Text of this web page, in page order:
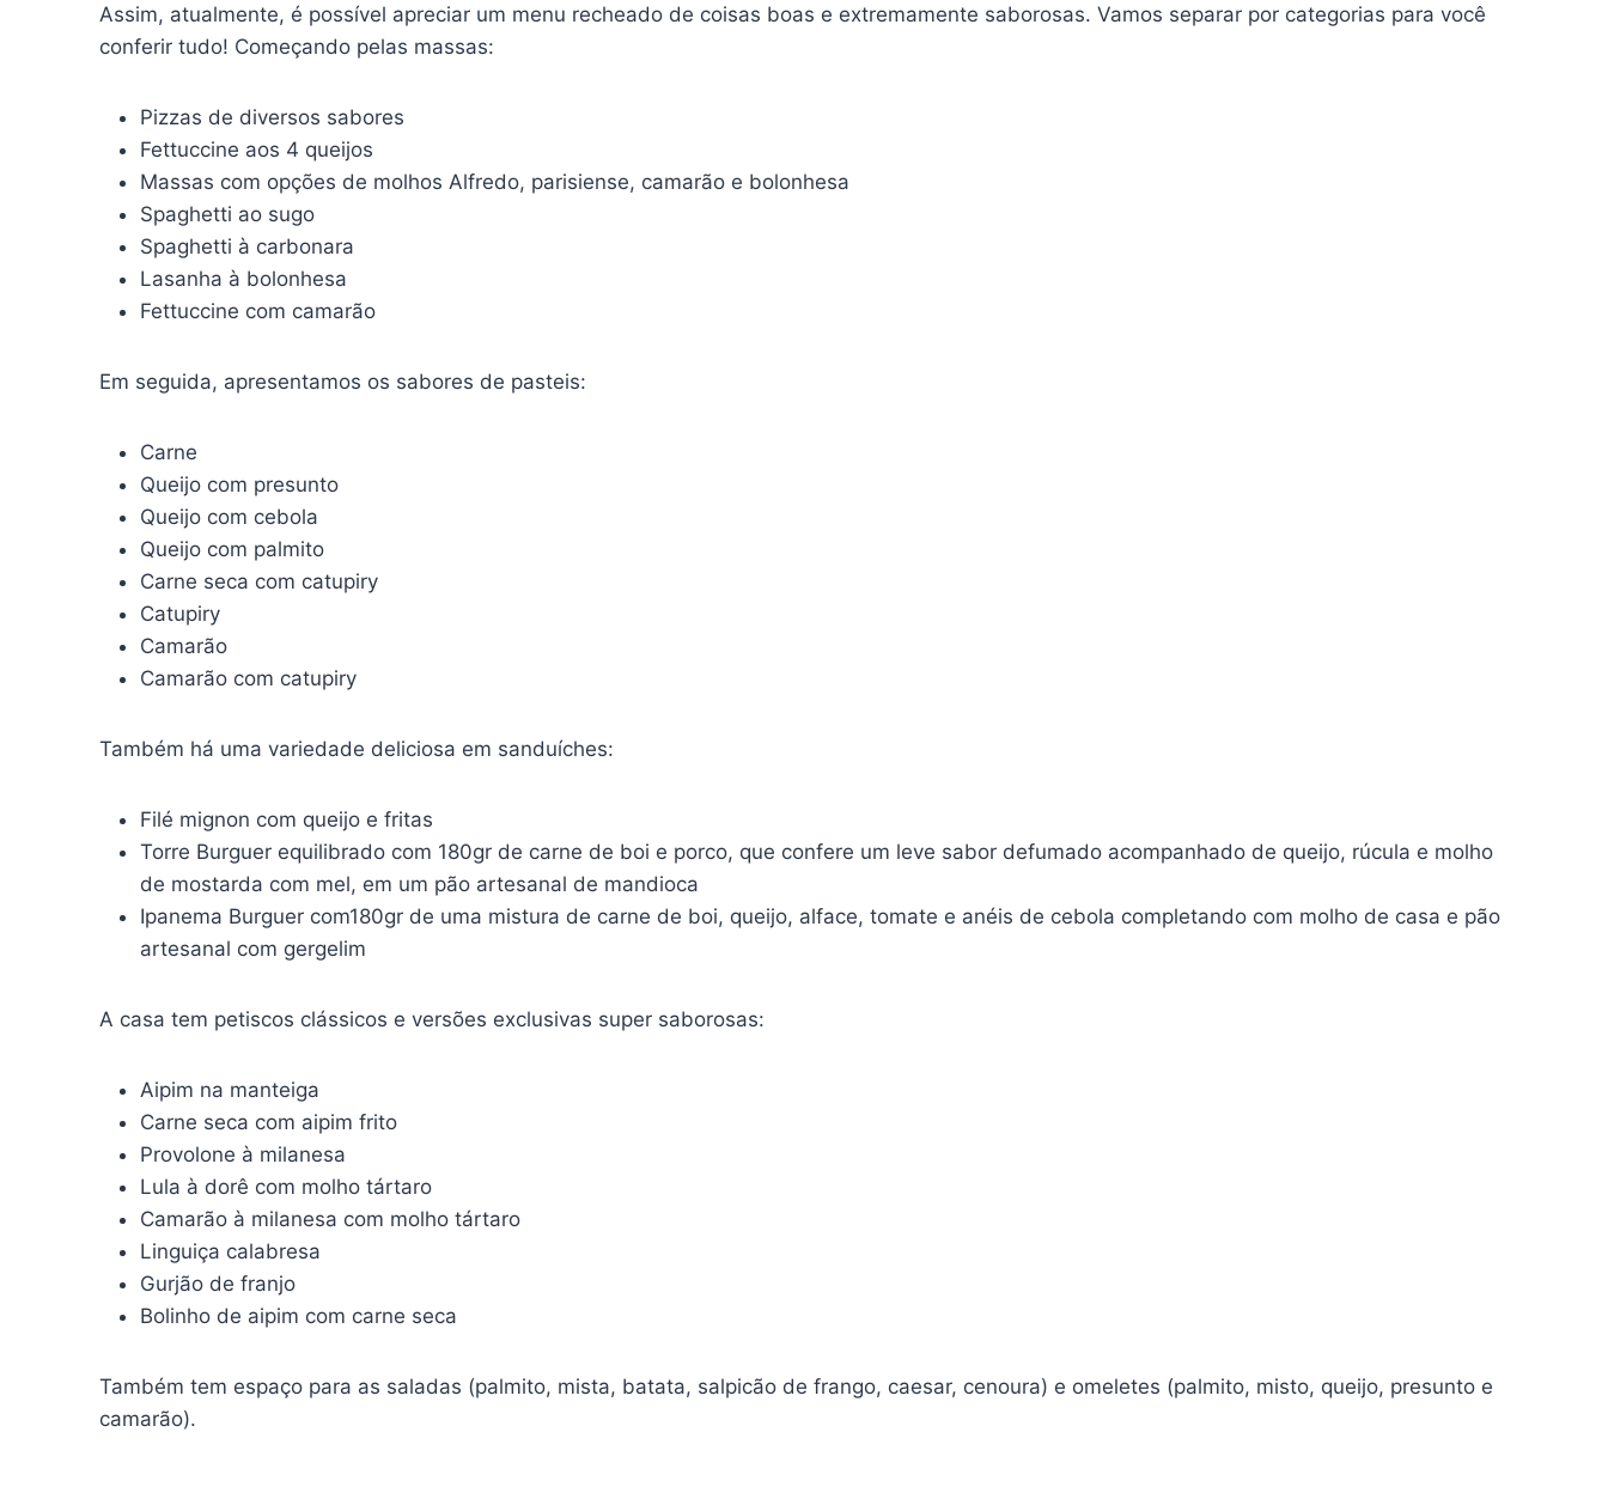
Assim, atualmente, é possível apreciar um menu recheado de coisas boas e extremamente saborosas. Vamos separar por categorias para você
conferir tudo! Começando pelas massas:
Pizzas de diversos sabores
Fettuccine aos 4 queijos
Massas com opções de molhos Alfredo, parisiense, camarão e bolonhesa
Spaghetti ao sugo
Spaghetti à carbonara
Lasanha à bolonhesa
Fettuccine com camarão
Em seguida, apresentamos os sabores de pasteis:
Carne
Queijo com presunto
Queijo com cebola
Queijo com palmito
Carne seca com catupiry
Catupiry
Camarão
Camarão com catupiry
Também há uma variedade deliciosa em sanduíches:
Filé mignon com queijo e fritas
Torre Burguer equilibrado com 180gr de carne de boi e porco, que confere um leve sabor defumado acompanhado de queijo, rúcula e molho
de mostarda com mel, em um pão artesanal de mandioca
Ipanema Burguer com180gr de uma mistura de carne de boi, queijo, alface, tomate e anéis de cebola completando com molho de casa e pão
artesanal com gergelim
A casa tem petiscos clássicos e versões exclusivas super saborosas:
Aipim na manteiga
Carne seca com aipim frito
Provolone à milanesa
Lula à dorê com molho tártaro
Camarão à milanesa com molho tártaro
Linguiça calabresa
Gurjão de franjo
Bolinho de aipim com carne seca
Também tem espaço para as saladas (palmito, mista, batata, salpicão de frango, caesar, cenoura) e omeletes (palmito, misto, queijo, presunto e
camarão).